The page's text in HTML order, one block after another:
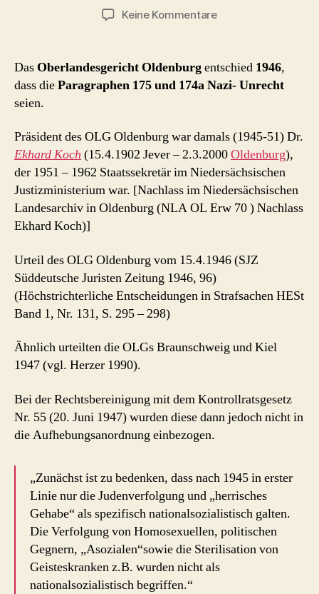
Keine Kommentarezu
1946:
175
Unrecht
Das Oberlandesgericht Oldenburgentschied 1946,
dass dieParagraphen 175 und 174a Nazi- Unrecht
seien.
Präsident des OLG Oldenburg war damals (1945-51) Dr.
Ekhard Koch (15.4.1902 Jever – 2.3.2000Oldenburg),
der 1951 – 1962 Staatssekretär im Niedersächsischen
Justizministerium war. [Nachlass im Niedersächsischen
Landesarchiv in Oldenburg (NLA OL Erw 70 ) Nachlass
Ekhard Koch)]
Urteil des OLG Oldenburg vom 15.4.1946 (SJZ
Süddeutsche Juristen Zeitung 1946, 96)
(Höchstrichterliche Entscheidungen in Strafsachen HESt
Band 1, Nr. 131, S. 295 – 298)
Ähnlich urteilten die OLGs Braunschweig und Kiel
1947 (vgl. Herzer 1990).
Bei der Rechtsbereinigung mit dem Kontrollratsgesetz
Nr. 55 (20. Juni 1947) wurden diese dann jedoch nicht in
die Aufhebungsanordnung einbezogen.
„Zunächst ist zu bedenken, dass nach 1945 in erster
Linie nur die Judenverfolgung und „herrisches
Gehabe“ als spezifisch nationalsozialistisch galten.
Die Verfolgung von Homosexuellen, politischen
Gegnern, „Asozialen“sowie die Sterilisation von
Geisteskranken z.B. wurden nicht als
nationalsozialistisch begriffen.“